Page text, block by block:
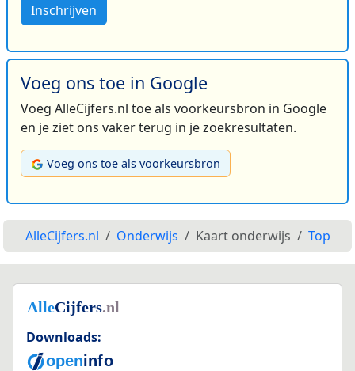
Inschrijven
Voeg ons toe in Google
Voeg AlleCijfers.nl toe als voorkeursbron in Google
en je ziet ons vaker terug in je zoekresultaten.
Voeg ons toe als voorkeursbron
AlleCijfers.nl Onderwijs Kaart onderwijs Top
Downloads: